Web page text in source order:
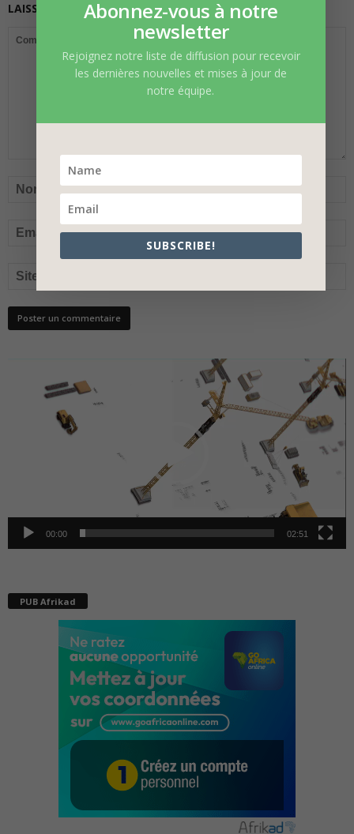
LAISSER UN COMMENTAIRE
00:00 02:51
PUB Afrikad
Abonnez-vous à notre
newsletter
Rejoignez notre liste de diffusion pour recevoir
les dernières nouvelles et mises à jour de
notre équipe.
SUBSCRIBE!